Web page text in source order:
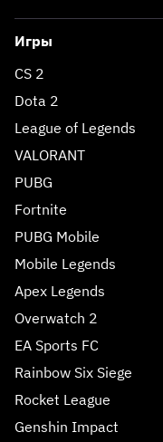
Игры
CS 2
Dota 2
League of Legends
VALORANT
PUBG
Fortnite
PUBG Mobile
Mobile Legends
Apex Legends
Overwatch 2
EA Sports FC
Rainbow Six Siege
Rocket League
Genshin Impact